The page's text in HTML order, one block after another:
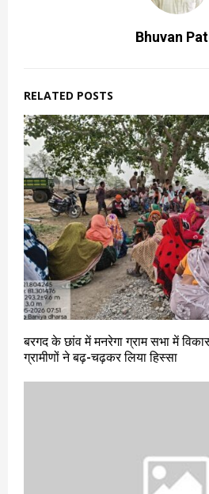
Bhuvan
RELATED POSTS
बरगद के छांव में मनरेगा ग्राम सभा में विकास
ग्रामीणों ने बढ़-चढ़कर लिया हिस्सा